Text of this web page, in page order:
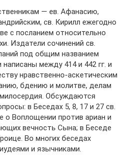
— ев. Афанасию,
св. Кирилл ежегодно
с посланием относительно
Издатели сочинений св.
под общим названием
между 414 и 442 гг. и
нравственно-аскетическим
бдению и молитве, делам
Обсуждаются
в Беседах 5, 8, 17 и 27 св.
о Воплощении против ариан и
вечность Сына; в Беседе
Во многих беседах
и язычниками.